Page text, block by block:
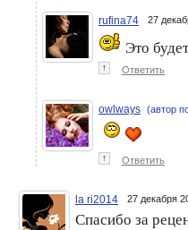
rufina74 27
Это
↑ Ответить
owlways (автор
↑ Ответить
la ri2014 27 декабря
Спасибо за